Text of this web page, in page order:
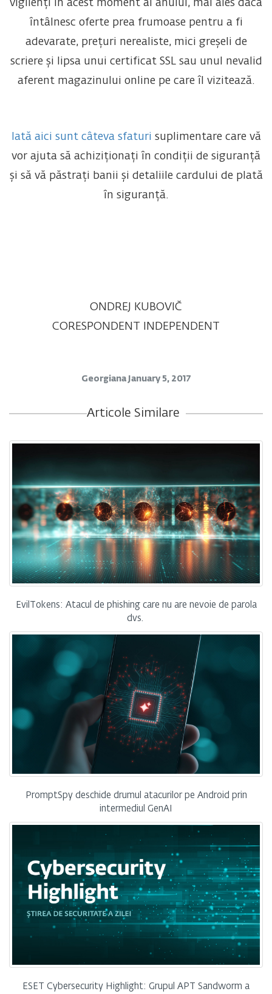
vigilenți în acest moment al anului, mai ales dacă
întâlnesc oferte prea frumoase pentru a fi
adevarate, prețuri nerealiste, mici greșeli de
scriere și lipsa unui certificat SSL sau unul nevalid
aferent magazinului online pe care îl vizitează.
Iată aici sunt câteva sfaturi suplimentare care vă
vor ajuta să achiziționați în condiții de siguranță
și să vă păstrați banii și detaliile cardului de plată
în siguranță.
ONDREJ KUBOVIČ
CORESPONDENT INDEPENDENT
Georgiana January 5, 2017
Articole Similare
EvilTokens: Atacul de phishing care nu are nevoie de parola
dvs.
PromptSpy deschide drumul atacurilor pe Android prin
intermediul GenAI
ESET Cybersecurity Highlight: Grupul APT Sandworm a